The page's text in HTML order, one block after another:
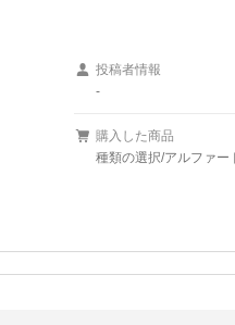
投稿者情報
-
購入した商品
種類の選択/アルファー